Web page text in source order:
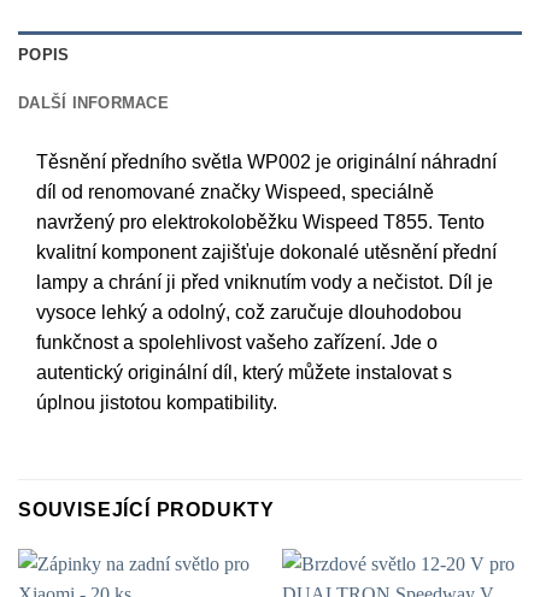
POPIS
DALŠÍ INFORMACE
Těsnění předního světla WP002 je originální náhradní
díl od renomované značky Wispeed, speciálně
navržený pro elektrokoloběžku Wispeed T855. Tento
kvalitní komponent zajišťuje dokonalé utěsnění přední
lampy a chrání ji před vniknutím vody a nečistot. Díl je
vysoce lehký a odolný, což zaručuje dlouhodobou
funkčnost a spolehlivost vašeho zařízení. Jde o
autentický originální díl, který můžete instalovat s
úplnou jistotou kompatibility.
SOUVISEJÍCÍ PRODUKTY